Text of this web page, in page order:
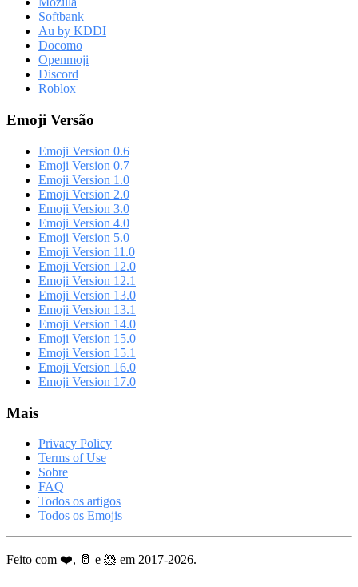
Softbank
Au by KDDI
Docomo
Openmoji
Discord
Roblox
Emoji Versão
Emoji Version 0.6
Emoji Version 0.7
Emoji Version 1.0
Emoji Version 2.0
Emoji Version 3.0
Emoji Version 4.0
Emoji Version 5.0
Emoji Version 11.0
Emoji Version 12.0
Emoji Version 12.1
Emoji Version 13.0
Emoji Version 13.1
Emoji Version 14.0
Emoji Version 15.0
Emoji Version 15.1
Emoji Version 16.0
Emoji Version 17.0
Mais
Privacy Policy
Terms of Use
Sobre
FAQ
Todos os artigos
Todos os Emojis
Feito com ❤️, 🥛 e 🐹 em 2017-2026.